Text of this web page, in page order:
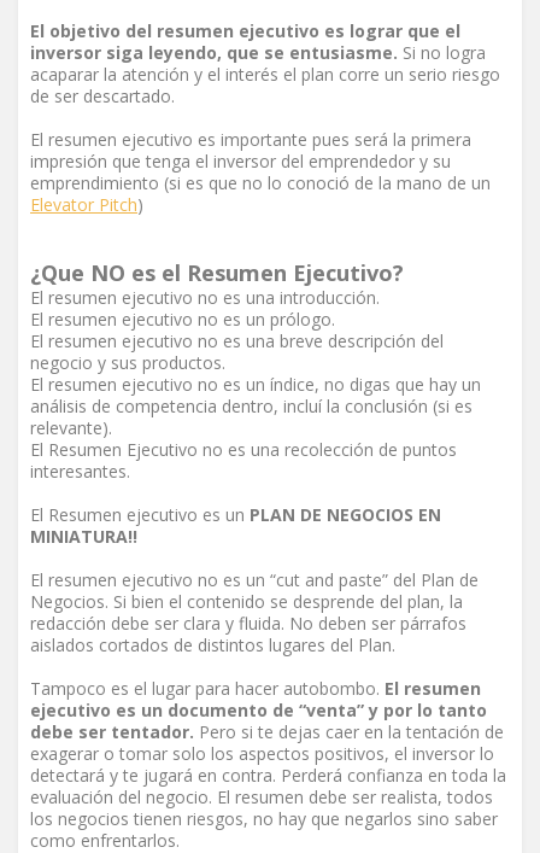
El objetivo del resumen ejecutivo es lograr que el
inversor siga leyendo, que se entusiasme. Si no logra
acaparar la atención y el interés el plan corre un serio riesgo
de ser descartado.
El resumen ejecutivo es importante pues será la primera
impresión que tenga el inversor del emprendedor y su
emprendimiento (si es que no lo conoció de la mano de un
Elevator Pitch)
¿Que NO es el Resumen Ejecutivo?
El resumen ejecutivo no es una introducción.
El resumen ejecutivo no es un prólogo.
El resumen ejecutivo no es una breve descripción del
negocio y sus productos.
El resumen ejecutivo no es un índice, no digas que hay un
análisis de competencia dentro, incluí la conclusión (si es
relevante).
El Resumen Ejecutivo no es una recolección de puntos
interesantes.
El Resumen ejecutivo es un PLAN DE NEGOCIOS EN
MINIATURA!!
El resumen ejecutivo no es un “cut and paste” del Plan de
Negocios. Si bien el contenido se desprende del plan, la
redacción debe ser clara y fluida. No deben ser párrafos
aislados cortados de distintos lugares del Plan.
Tampoco es el lugar para hacer autobombo. El resumen
ejecutivo es un documento de “venta” y por lo tanto
debe ser tentador. Pero si te dejas caer en la tentación de
exagerar o tomar solo los aspectos positivos, el inversor lo
detectará y te jugará en contra. Perderá confianza en toda la
evaluación del negocio. El resumen debe ser realista, todos
los negocios tienen riesgos, no hay que negarlos sino saber
como enfrentarlos.